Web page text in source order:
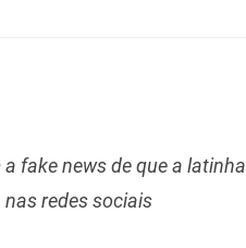
fake news de que a latinha
redes sociais